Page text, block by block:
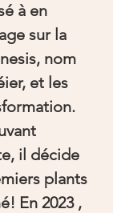
à en
sur la
nom
et les
il décide
plants
En 2023 ,